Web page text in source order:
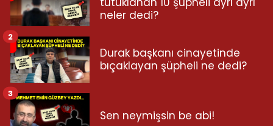
neler dedi?
Durak başkanı cinayetinde
bıçaklayan şüpheli ne dedi?
2
Sen neymişsin be abi!
3